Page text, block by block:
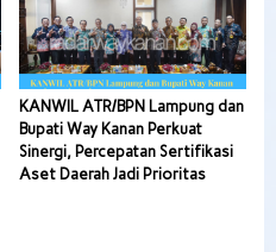
KANWIL ATR/BPN Lampung dan
Bupati Way Kanan Perkuat
Sinergi, Percepatan Sertifikasi
Aset Daerah Jadi Prioritas